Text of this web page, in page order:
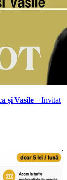
și Vasile – Invitat